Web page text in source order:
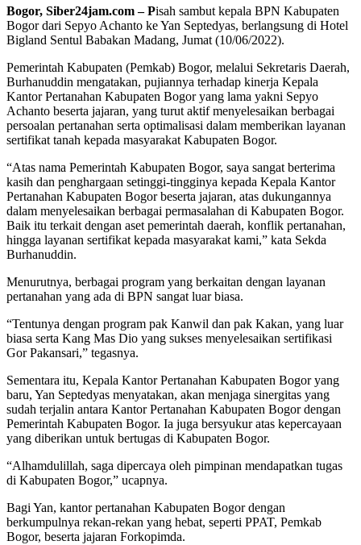
Bogor, Siber24jam.com – Pisah sambut kepala BPN Kabupaten
Bogor dari Sepyo Achanto ke Yan Septedyas, berlangsung di Hotel
Bigland Sentul Babakan Madang, Jumat (10/06/2022).
Pemerintah Kabupaten (Pemkab) Bogor, melalui Sekretaris Daerah,
Burhanuddin mengatakan, pujiannya terhadap kinerja Kepala
Kantor Pertanahan Kabupaten Bogor yang lama yakni Sepyo
Achanto beserta jajaran, yang turut aktif menyelesaikan berbagai
persoalan pertanahan serta optimalisasi dalam memberikan layanan
sertifikat tanah kepada masyarakat Kabupaten Bogor.
“Atas nama Pemerintah Kabupaten Bogor, saya sangat berterima
kasih dan penghargaan setinggi-tingginya kepada Kepala Kantor
Pertanahan Kabupaten Bogor beserta jajaran, atas dukungannya
dalam menyelesaikan berbagai permasalahan di Kabupaten Bogor.
Baik itu terkait dengan aset pemerintah daerah, konflik pertanahan,
hingga layanan sertifikat kepada masyarakat kami,” kata Sekda
Burhanuddin.
Menurutnya, berbagai program yang berkaitan dengan layanan
pertanahan yang ada di BPN sangat luar biasa.
“Tentunya dengan program pak Kanwil dan pak Kakan, yang luar
biasa serta Kang Mas Dio yang sukses menyelesaikan sertifikasi
Gor Pakansari,” tegasnya.
Sementara itu, Kepala Kantor Pertanahan Kabupaten Bogor yang
baru, Yan Septedyas menyatakan, akan menjaga sinergitas yang
sudah terjalin antara Kantor Pertanahan Kabupaten Bogor dengan
Pemerintah Kabupaten Bogor. Ia juga bersyukur atas kepercayaan
yang diberikan untuk bertugas di Kabupaten Bogor.
“Alhamdulillah, saga dipercaya oleh pimpinan mendapatkan tugas
di Kabupaten Bogor,” ucapnya.
Bagi Yan, kantor pertanahan Kabupaten Bogor dengan
berkumpulnya rekan-rekan yang hebat, seperti PPAT, Pemkab
Bogor, beserta jajaran Forkopimda.